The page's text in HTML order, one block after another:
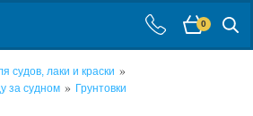
0
судов, лаки и краски »
за судном » Грунтовки